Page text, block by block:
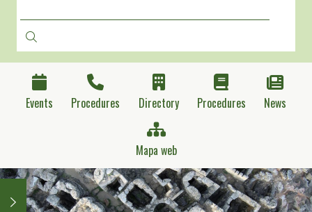
Events Procedures Directory Procedures News
Mapa web